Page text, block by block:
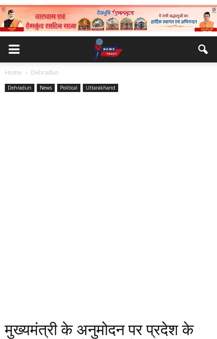
Home Dehradun
Dehradun News Political Uttarakhand
मुख्यमंत्री के अनुमोदन पर प्रदेश के